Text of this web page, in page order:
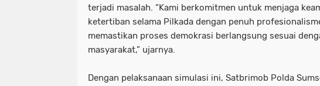
terjadi masalah. “Kami berkomitmen untuk menjaga
ketertiban selama Pilkada dengan penuh
memastikan proses demokrasi berlangsung sesuai
masyarakat,” ujarnya.
Dengan pelaksanaan simulasi ini, Satbrimob Polda